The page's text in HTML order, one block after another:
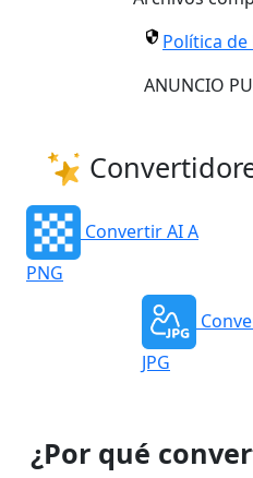
Política
ANUNCIO
Convertir AI A
PNG
JPG
¿Por qué